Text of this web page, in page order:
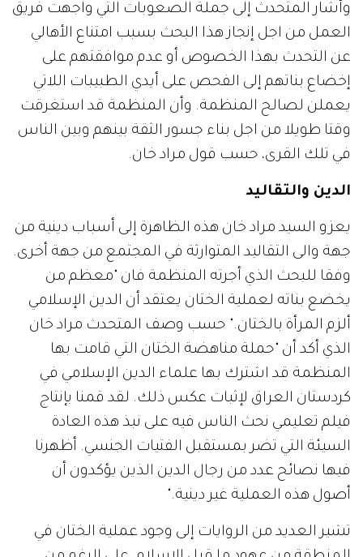
وأشار المتحدث إلى جملة الصعوبات التي واجهت فريق
العمل من اجل إنجاز هذا البحث بسبب امتناع الأهالي
عن التحدث بهذا الخصوص أو عدم موافقتهم على
إخضاع بناتهم إلى الفحص على أيدي الطبيبات اللاتي
يعملن لصالح المنظمة. وأن المنظمة قد استغرقت
وقتا طويلا من اجل بناء جسور الثقة بينهم وبين الناس
في تلك القرى، حسب قول مراد خان.
الدين والتقاليد
يعزو السيد مراد خان هذه الظاهرة إلى أسباب دينية من
جهة والى التقاليد المتوارثة في المجتمع من جهة أخرى.
وفقا للبحث الذي أجرته المنظمة فان "معظم من
يخضع بناته لعملية الختان يعتقد أن الدين الإسلامي
ألزم المرأة بالختان." حسب وصف المتحدث مراد خان
الذي أكد أن "حملة مناهضة الختان التي قامت بها
المنظمة قد اشترك بها علماء الدين الإسلامي في
كردستان العراق لإثبات عكس ذلك. لقد قمنا بإنتاج
فيلم تعليمي نحث الناس فيه على نبذ هذه العادة
السيئة التي تضر بمستقبل الفتيات الجنسي. أظهرنا
فيها نصائح عدد من رجال الدين الذين يؤكدون أن
أصول هذه العملية غير دينية."
تشير العديد من الروايات إلى وجود عملية الختان في